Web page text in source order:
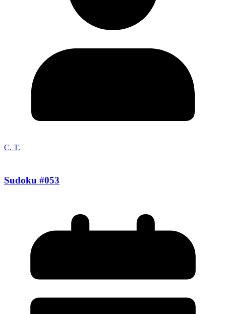
C. T.
Sudoku #053